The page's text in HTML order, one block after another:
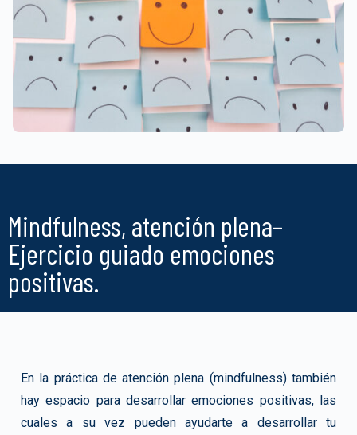
Mindfulness, atención plena–
Ejercicio guiado emociones
positivas.
En la práctica de atención plena (mindfulness) también
hay espacio para desarrollar emociones positivas, las
cuales a su vez pueden ayudarte a desarrollar tu